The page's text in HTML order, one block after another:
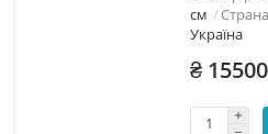
см
Україна
₴